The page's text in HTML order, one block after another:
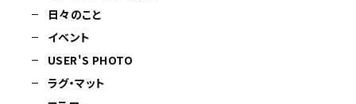
日々のこと
イベント
USER'S PHOTO
ラグ・マット